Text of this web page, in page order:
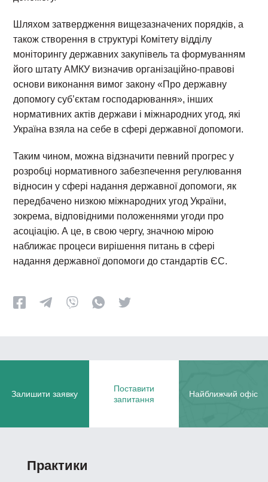
Шляхом затвердження вищезазначених порядків, а
також створення в структурі Комітету відділу
моніторингу державних закупівель та формуванням
його штату АМКУ визначив організаційно-правові
основи виконання вимог закону «Про державну
допомогу суб’єктам господарювання», інших
нормативних актів держави і міжнародних угод, які
Україна взяла на себе в сфері державної допомоги.
Таким чином, можна відзначити певний прогрес у
розробці нормативного забезпечення регулювання
відносин у сфері надання державної допомоги, як
передбачено низкою міжнародних угод України,
зокрема, відповідними положеннями угоди про
асоціацію. А це, в свою чергу, значною мірою
наближає процеси вирішення питань в сфері
надання державної допомоги до стандартів ЄС.
Залишити заявку
Поставити
запитання
Найближчий офіс
Практики